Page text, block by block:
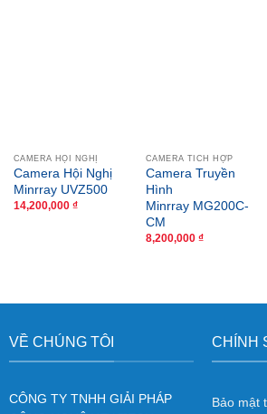
CAMERA HỘI NGHỊ
Camera Hội Nghị
Minrray UVZ500
14,200,000 ₫
CAMERA TÍCH HỢP
Camera Truyền
Hình
Minrray MG200C-
CM
8,200,000 ₫
VỀ CHÚNG TÔI
CÔNG TY TNHH GIẢI PHÁP
CHÍNH
Bảo mật